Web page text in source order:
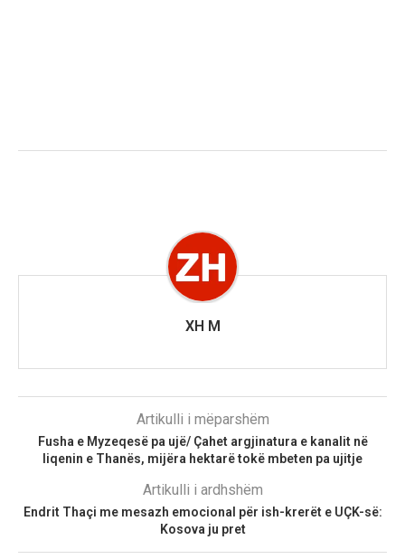
XH M
Artikulli i mëparshëm
Fusha e Myzeqesë pa ujë/ Çahet argjinatura e kanalit në
liqenin e Thanës, mijëra hektarë tokë mbeten pa ujitje
Artikulli i ardhshëm
Endrit Thaçi me mesazh emocional për ish-krerët e UÇK-së:
Kosova ju pret